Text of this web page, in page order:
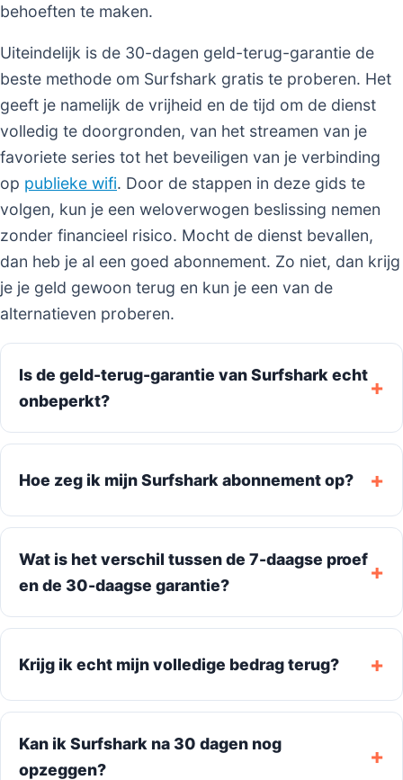
behoeften te maken.
Uiteindelijk is de 30-dagen geld-terug-garantie de
beste methode om Surfshark gratis te proberen. Het
geeft je namelijk de vrijheid en de tijd om de dienst
volledig te doorgronden, van het streamen van je
favoriete series tot het beveiligen van je verbinding
op publieke wifi. Door de stappen in deze gids te
volgen, kun je een weloverwogen beslissing nemen
zonder financieel risico. Mocht de dienst bevallen,
dan heb je al een goed abonnement. Zo niet, dan krijg
je je geld gewoon terug en kun je een van de
alternatieven proberen.
Is de geld-terug-garantie van Surfshark echt
onbeperkt?
Hoe zeg ik mijn Surfshark abonnement op?
Wat is het verschil tussen de 7-daagse proef
en de 30-daagse garantie?
Krijg ik echt mijn volledige bedrag terug?
Kan ik Surfshark na 30 dagen nog
opzeggen?